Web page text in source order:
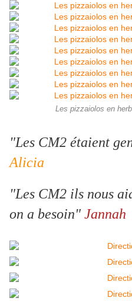
Les pizzaiolos en
"Les CM2 étaient
Alicia
"Les CM2 ils nous
on a besoin" Jannah